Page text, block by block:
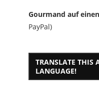
Gourmand auf
PayPal)
TRANSLATE THIS
LANGUAGE!